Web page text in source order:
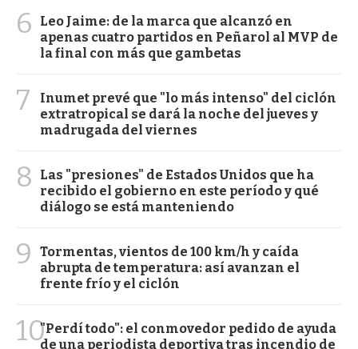
6
Leo Jaime: de la marca que alcanzó en
apenas cuatro partidos en Peñarol al MVP de
la final con más que gambetas
7
Inumet prevé que "lo más intenso" del ciclón
extratropical se dará la noche del jueves y
madrugada del viernes
8
Las "presiones" de Estados Unidos que ha
recibido el gobierno en este período y qué
diálogo se está manteniendo
9
Tormentas, vientos de 100 km/h y caída
abrupta de temperatura: así avanzan el
frente frío y el ciclón
10"Perdí todo": el conmovedor pedido de ayuda
de una periodista deportiva tras incendio de